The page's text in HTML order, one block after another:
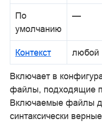
По
умолчанию
—
Контекст любой
Включает в
файлы, подходящие
Включаемые файлы
синтаксически